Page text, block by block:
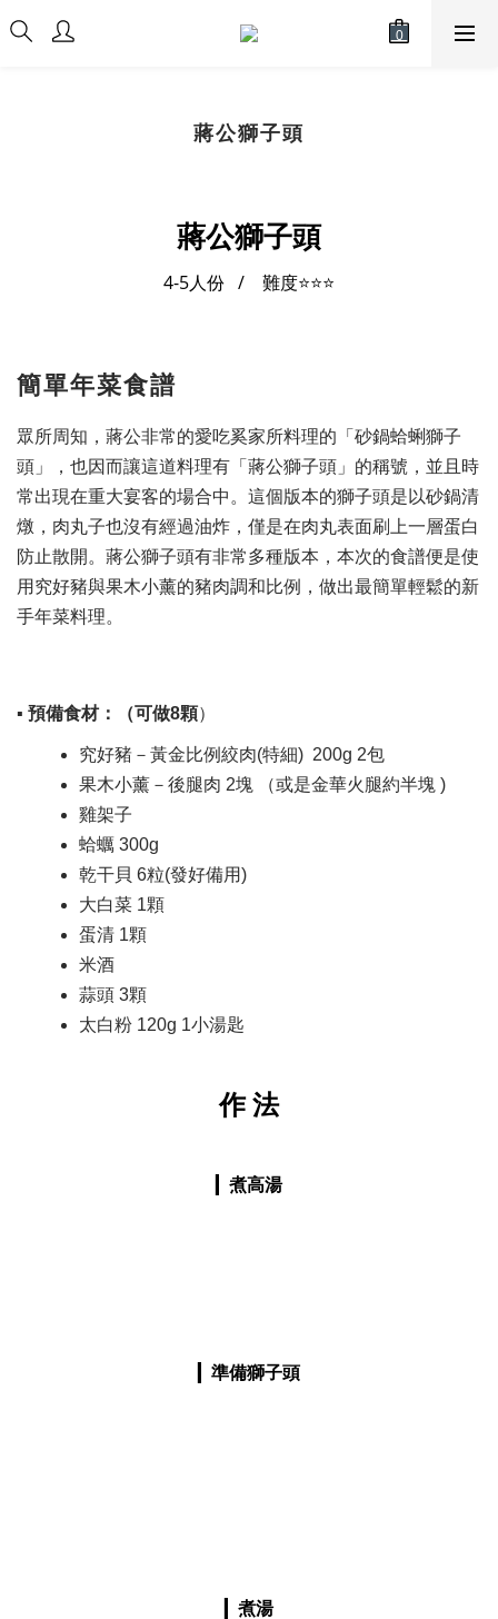
蔣公獅子頭
蔣公獅子頭
4-5人份 / 難度⭐⭐⭐
簡單年菜食譜
眾所周知，蔣公非常的愛吃奚家所料理的「砂鍋蛤蜊獅子
頭」，也因而讓這道料理有「蔣公獅子頭」的稱號，並且時
常出現在重大宴客的場合中。這個版本的獅子頭是以砂鍋清
燉，肉丸子也沒有經過油炸，僅是在肉丸表面刷上一層蛋白
防止散開。蔣公獅子頭有非常多種版本，本次的食譜便是使
用究好豬與果木小薰的豬肉調和比例，做出最簡單輕鬆的新
手年菜料理。
▪ 預備食材： （可做8顆​）
究好豬－黃金比例絞肉(特細) 200g 2包
果木小薰－後腿肉 2塊​ （或是金華火腿約半塊 )
雞架子 ​
蛤蠣 300g
乾干貝 6粒(發好備用)​
大白菜 1顆​
蛋清 1顆​
米酒
蒜頭 3顆
太白粉 120g 1小湯匙
作 法
煮高湯
準備獅子頭
煮湯